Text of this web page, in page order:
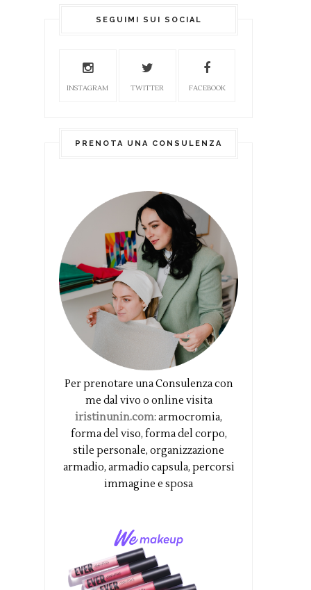
SEGUIMI SUI SOCIAL
INSTAGRAM TWITTER FACEBOOK
PRENOTA UNA CONSULENZA
Per prenotare una Consulenza con
me dal vivo o online visita
iristinunin.com: armocromia,
forma del viso, forma del corpo,
stile personale, organizzazione
armadio, armadio capsula, percorsi
immagine e sposa